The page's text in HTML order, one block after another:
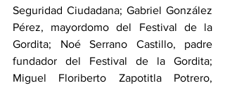
Seguridad Ciudadana; Gabriel González
Pérez, mayordomo del Festival de la
Gordita; Noé Serrano Castillo, padre
fundador del Festival de la Gordita;
Miguel Floriberto Zapotitla Potrero,